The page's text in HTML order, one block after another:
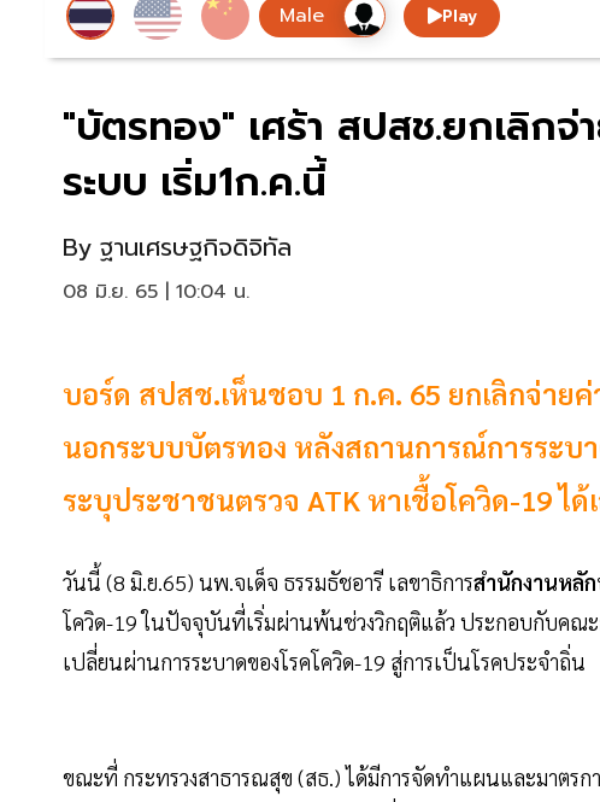
Play
"บัตรทอง" เศร้า สปสช.ยกเลิก
ระบบ เริ่ม1ก.ค.นี้
By ฐานเศรษฐกิจดิจิทัล
08 มิ.ย. 65 | 10:04 น.
บอร์ด สปสช.เห็นชอบ 1 ก.ค. 65 ยกเลิกจ่าย
นอกระบบบัตรทอง หลังสถานการณ์การระบ
ระบุประชาชนตรวจ ATK หาเชื้อโควิด-19 ได้
วันนี้ (8 มิ.ย.65) นพ.จเด็จ ธรรมธัชอารี เลขาธิการสำนักงานหลั
โควิด-19 ในปัจจุบันที่เริ่มผ่านพ้นช่วงวิกฤติแล้ว ประกอบกับคณะ
เปลี่ยนผ่านการระบาดของโรคโควิด-19 สู่การเป็นโรคประจำถิ่น
ขณะที่ กระทรวงสาธารณสุข (สธ.) ได้มีการจัดทำแผนและมาตรก